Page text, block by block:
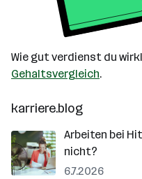
Wie gut verdienst du
Gehaltsvergleich.
karriere.blog
Arbeiten bei
nicht?
6.7.2026